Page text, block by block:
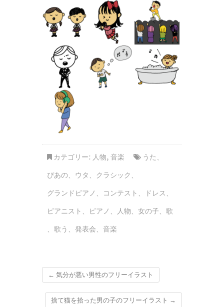
カテゴリー: 人物, 音楽 うた 、
ぴあの、 ウタ 、 クラシック 、
グランドピアノ 、 コンテスト 、 ドレス 、
ピアニスト 、 ピアノ 、 人物、 女の子、 歌
、 歌う 、 発表会、 音楽
← 気分が悪い男性のフリーイラスト
捨て猫を拾った男の子のフリーイラスト →